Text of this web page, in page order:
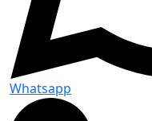
Whatsapp